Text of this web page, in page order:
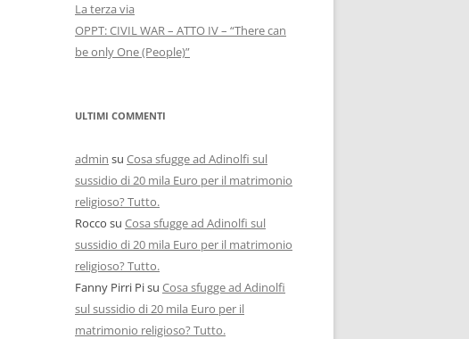
La terza via
OPPT: CIVIL WAR – ATTO IV – “There can
be only One (People)”
ULTIMI COMMENTI
admin su Cosa sfugge ad Adinolfi sul
sussidio di 20 mila Euro per il matrimonio
religioso? Tutto.
Rocco su Cosa sfugge ad Adinolfi sul
sussidio di 20 mila Euro per il matrimonio
religioso? Tutto.
Fanny Pirri Pisu Cosa sfugge ad Adinolfi
sul sussidio di 20 mila Euro per il
matrimonio religioso? Tutto.